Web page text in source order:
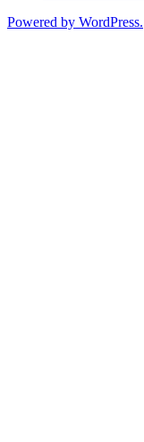
Powered by WordPress.